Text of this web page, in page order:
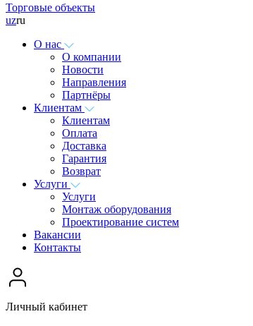
Торговые объекты
uzru
О нас
О компании
Новости
Направления
Партнёры
Клиентам
Клиентам
Оплата
Доставка
Гарантия
Возврат
Услуги
Услуги
Монтаж оборудования
Проектирование систем
Вакансии
Контакты
Личный кабинет